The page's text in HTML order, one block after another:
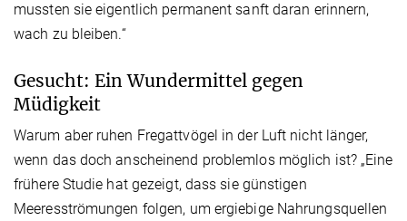
mussten sie eigentlich permanent sanft daran erinnern,
wach zu bleiben.“
Gesucht: Ein Wundermittel gegen
Müdigkeit
Warum aber ruhen Fregattvögel in der Luft nicht länger,
wenn das doch anscheinend problemlos möglich ist? „Eine
frühere Studie hat gezeigt, dass sie günstigen
Meeresströmungen folgen, um ergiebige Nahrungsquellen